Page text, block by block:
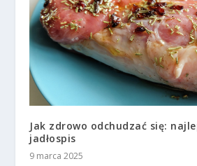
Jak zdrowo odchudzać się:
jadłospis
9 marca 2025